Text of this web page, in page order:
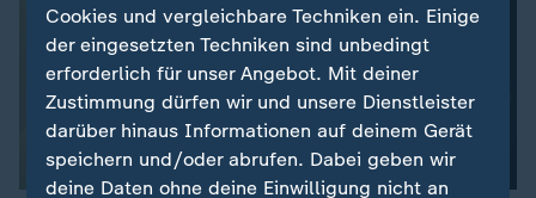
Cookies und vergleichbare Techniken ein. Einige
der eingesetzten Techniken sind unbedingt
erforderlich für unser Angebot. Mit deiner
Zustimmung dürfen wir und unsere Dienstleister
darüber hinaus Informationen auf deinem Gerät
speichern und/oder abrufen. Dabei geben wir
deine Daten ohne deine Einwilligung nicht an